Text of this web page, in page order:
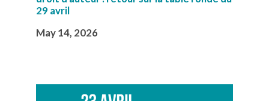
29 avril
May 14, 2026